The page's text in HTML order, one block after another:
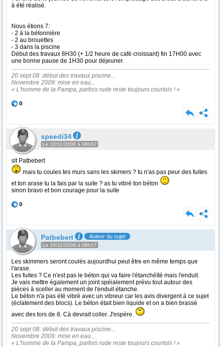
à été réalisé.
Nous étions 7:
- 2 à la bétonnière
- 2 au brouettes
- 3 dans la piscine
Début des travaux 8H30 (+ 1/2 heure de café croissant) fin 17H00 avec
une bonne pause de 1H30 pour déjeuner.
20 sept 08: début des travaux piscine...
Novembre 2009: mise en eau...
« L'homme de la Pampa, parfois rude reste toujours courtois ! »
0
speedi34
Le 10/11/2008 à 08h02
slt Patbebert
mais tu coules tes murs sans les skimers ? tu n'as pas peur des fuites
et ton arase tu la fais par la suite ? as tu vibré ton béton
sinon bravo et bon courage pour la suite
0
Patbebert Auteur du sujet
Le 10/11/2008 à 08h17
Les skimmers seront coulés aujourdhui peut être en même temps que
l'arase.
Les fuites ? Ce n'est pas le béton qui va faire l'étanchéïté mais l'enduit.
Je vais mettre également un joint spéialement prévu tout autour des
pièces à sceller au moment de l'enduit étanche.
Le béton n'a pas été vibré avec un vibreur car les avis divergent à ce sujet
(éclatement des blocs). Le béton était bien liquide et on a bien brassé
avec des tors de 8. Cà devrait coller. J'espère.
20 sept 08: début des travaux piscine...
Novembre 2009: mise en eau...
« L'homme de la Pampa, parfois rude reste toujours courtois ! »